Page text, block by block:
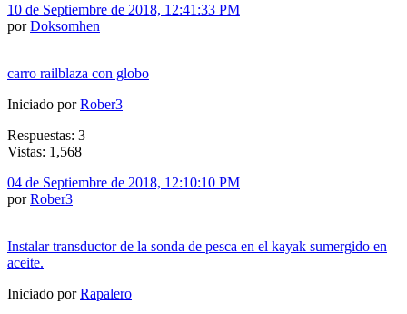
10 de Septiembre de 2018, 12:41:33 PM
porDoksomhen
carro railblaza con globo
Iniciado porRober3
Respuestas: 3
Vistas: 1,568
04 de Septiembre de 2018, 12:10:10 PM
porRober3
Instalar transductor de la sonda de pesca en el kayak sumergido en
aceite.
Iniciado porRapalero